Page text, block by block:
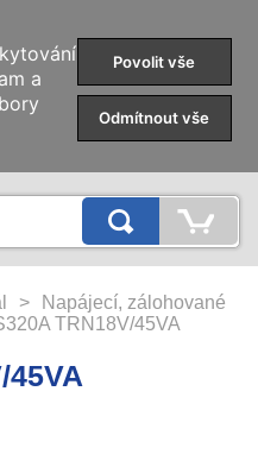
>
Napájecí, zálohované
TRN18V/45VA
45VA
a
Povolit vše
Odmítnout vše